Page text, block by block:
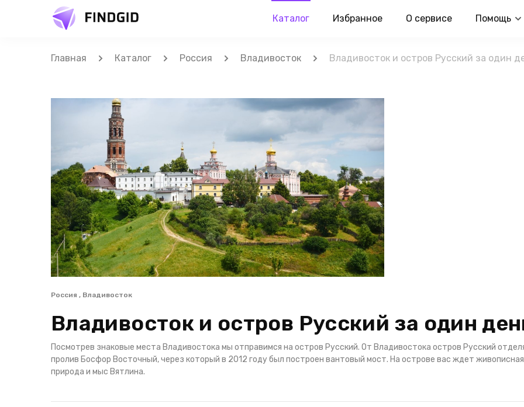
Каталог Избранное О сервисе Помощь
Главная Каталог Россия Владивосток Владивосток и остров Русский за один
Россия , Владивосток
Владивосток и остров Русский за один
Посмотрев знаковые места Владивостока мы отправимся на остров Русский. От Владивостока остров Русский
пролив Босфор Восточный, через который в 2012 году был построен вантовый мост. На острове вас ждет живописная
природа и мыс Вятлина.